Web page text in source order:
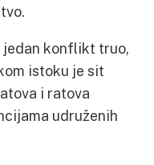
jedan konflikt truo,
istoku je sit
i ratova
udruženih